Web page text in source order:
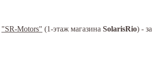
"SR-Motors" (1-этаж магазина SolarisRio) -